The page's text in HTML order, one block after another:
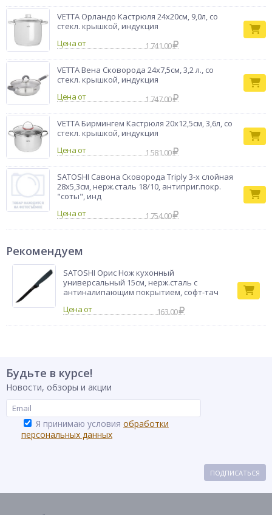
VETTA Орландо Кастрюля 24х20см, 9,0л, со
стекл. крышкой, индукция
Цена от
1 741.00
VETTA Вена Сковорода 24х7,5см, 3,2 л., со
стекл. крышкой, индукция
Цена от
1 747.00
VETTA Бирмингем Кастрюля 20х12,5см, 3,6л, со
стекл. крышкой, индукция
Цена от
1 581.00
SATOSHI Савона Сковорода Triply 3-х слойная
28х5,3см, нерж.сталь 18/10, антиприг.покр.
"соты", инд
Цена от
1 754.00
Рекомендуем
SATOSHI Орис Нож кухонный
универсальный 15см, нерж.сталь с
антиналипающим покрытием, софт-тач
163.00
Будьте в курсе!
Новости, обзоры и акции
Я принимаю условия обработки
персональных данных
ПОДПИСАТЬСЯ